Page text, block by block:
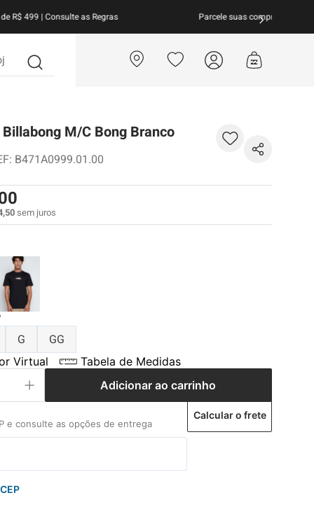
suas compras ematé 10x sem juros! Aproveite!
M/C Bong Branco
: B471A0999.01.00
,50sem juros
G GG
Virtual
Tabela de Medidas
Adicionar ao carrinho
Calcular o frete